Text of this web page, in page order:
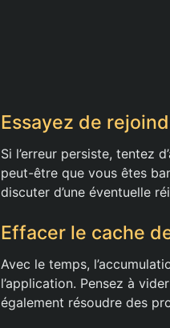
Essayez de
Si l’erreur persiste, tentez
peut-être que vous êtes
discuter d’une éventuelle
Effacer le cache
Avec le temps,
l’application. Pensez à
également résoudre des